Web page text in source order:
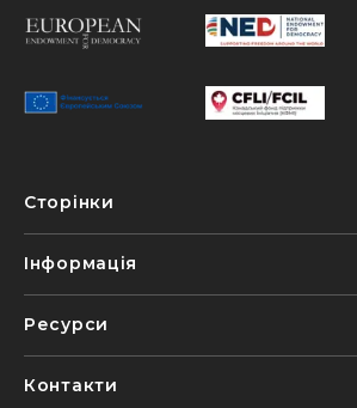
Сторінки
Інформація
Ресурси
Контакти